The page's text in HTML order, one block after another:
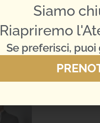
Siamo
Riapriremo
Se preferisci,